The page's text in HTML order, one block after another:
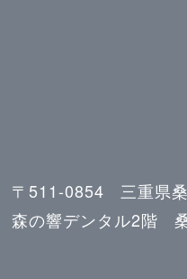
〒511-0854 三重県
森の響デンタル2階